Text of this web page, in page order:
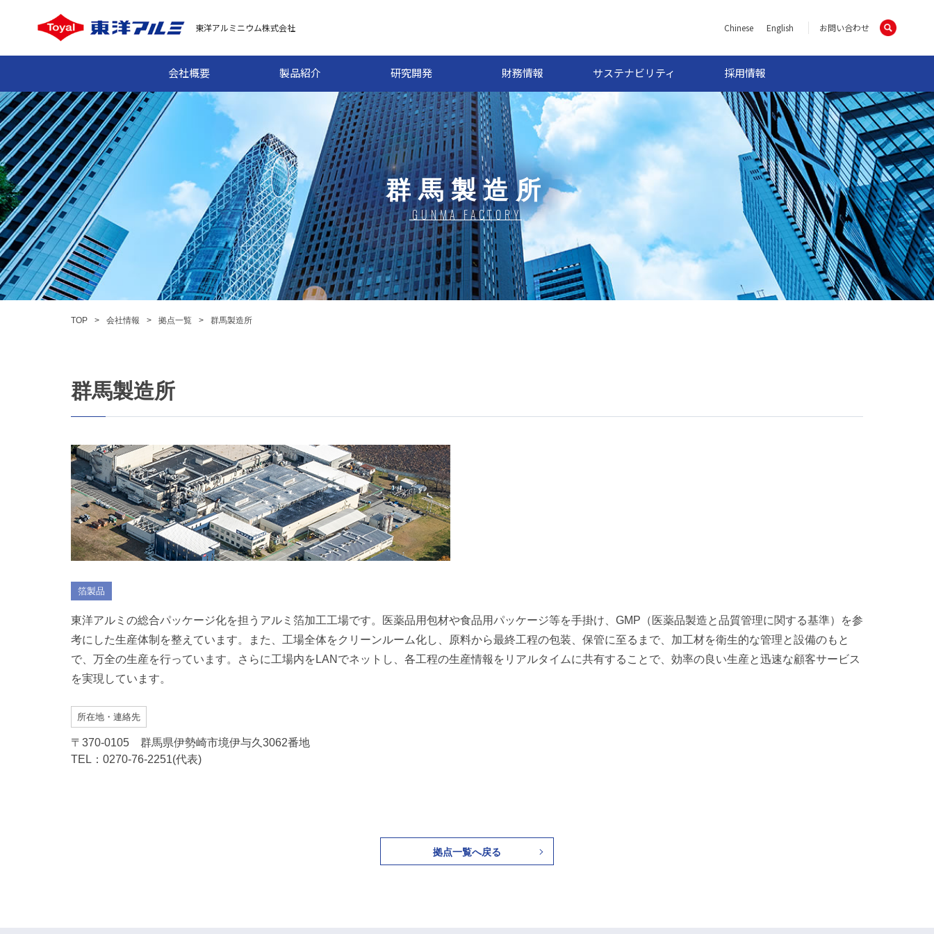
東洋アルミニウム株式会社 Chinese English お問い合わせ
会社概要 製品紹介 研究開発 財務情報 サステナビリティ 採用情報
群馬製造所
GUNMA FACTORY
TOP 会社情報 拠点一覧 群馬製造所
群馬製造所
箔製品
東洋アルミの総合パッケージ化を担うアルミ箔加工工場です。医薬品用包材や食品用パッケージ等を手掛け、GMP（医薬品製造と品質管理に関する基準）を参
考にした生産体制を整えています。また、工場全体をクリーンルーム化し、原料から最終工程の包装、保管に至るまで、加工材を衛生的な管理と設備のもと
で、万全の生産を行っています。さらに工場内をLANでネットし、各工程の生産情報をリアルタイムに共有することで、効率の良い生産と迅速な顧客サービス
を実現しています。
所在地・連絡先
〒370-0105 群馬県伊勢崎市境伊与久3062番地
TEL：0270-76-2251(代表)
拠点一覧へ戻る